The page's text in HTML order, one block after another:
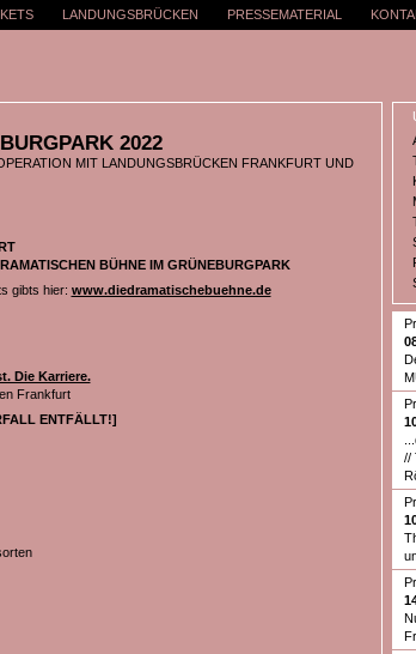
LANDUNGSBRÜCKEN PRESSEMATERIAL
2022
MIT LANDUNGSBRÜCKEN FRANKFURT UND
BÜHNE IM GRÜNEBURGPARK
gibts hier: www.diedramatischebuehne.de
Die Karriere.
Frankfurt
ENTFÄLLT!]
//